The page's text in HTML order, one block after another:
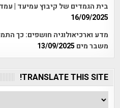
בית הגמדים של קיבוץ עמיעד |
16/09/2025
מדע וארכיאולוגיה חושפים: כך
משבר מים 13/09/2025
TRANSLATE THIS SITE!